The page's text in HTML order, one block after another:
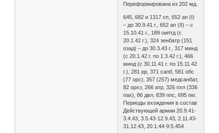
Переформирована из 202 мд.
645, 682 и 1317 сп, 652 ап (I)
– до 30.9.41 г., 652 ап (II) – с
15.10.41 г., 189 оиптд (с
20.1.42 г.), 324 зенбатр (151
озад) – до 30.3.43 г., 317 минд
(с 20.1.42 г. по 1.3.42 г.), 466
минд (с 30.11.41 г. по 15.11.42
г.), 281 рр, 371 сапб, 581 обс
(77 орс), 357 (257) медсанбат,
82 орхз, 266 атр, 326 пхп (336
пах), 86 двл, 839 ппс, 695 пкг.
Периоды вхождения в состав
Действующей армии 20.9.41-
3.4.43, 3.5.43-12.9.43, 2.11.43-
31.12.43, 20.1.44-9.5.454